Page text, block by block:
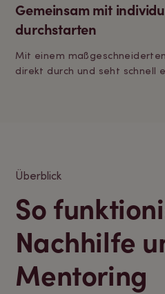
Gemeinsam mit
durchstarten
Mit einem
direkt durch und seht schnell
Überblick
So
Nachhilfe
Mentoring